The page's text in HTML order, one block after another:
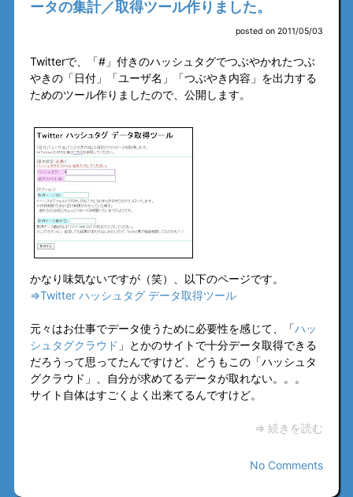
ータの集計／取得ツール作りました。
posted on 2011/05/03
Twitterで、「#」付きのハッシュタグでつぶやかれたつぶ
やきの「日付」「ユーザ名」「つぶやき内容」を出力する
ためのツール作りましたので、公開します。
かなり味気ないですが（笑）、以下のページです。
⇒Twitter ハッシュタグ データ取得ツール
元々はお仕事でデータ使うために必要性を感じて、「ハッ
シュタグクラウド 」とかのサイトで十分データ取得できる
だろうって思ってたんですけど、どうもこの「ハッシュタ
グクラウド」、自分が求めてるデータが取れない。。。
サイト自体はすごくよく出来てるんですけど。
⇒ 続きを読む
No Comments